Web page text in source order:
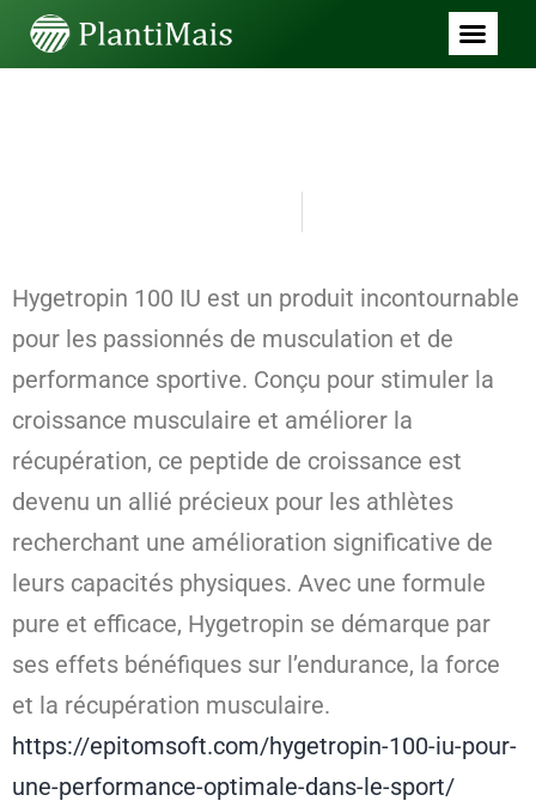
Hygetropin 100 IU pour
Hygetropin 100 IU est un produit incontournable
pour les passionnés de musculation et de
performance sportive. Conçu pour stimuler la
croissance musculaire et améliorer la
récupération, ce peptide de croissance est
devenu un allié précieux pour les athlètes
recherchant une amélioration significative de
leurs capacités physiques. Avec une formule
pure et efficace, Hygetropin se démarque par
ses effets bénéfiques sur l’endurance, la force
et la récupération musculaire.
https://epitomsoft.com/hygetropin-100-iu-pour-
une-performance-optimale-dans-le-sport/